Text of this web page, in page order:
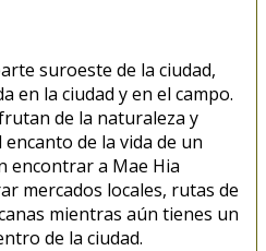
suroeste de la ciudad,
en la ciudad y en el campo.
de la naturaleza y
de la vida de un
encontrar a Mae Hia
mercados locales, rutas de
mientras aún tienes un
de la ciudad.